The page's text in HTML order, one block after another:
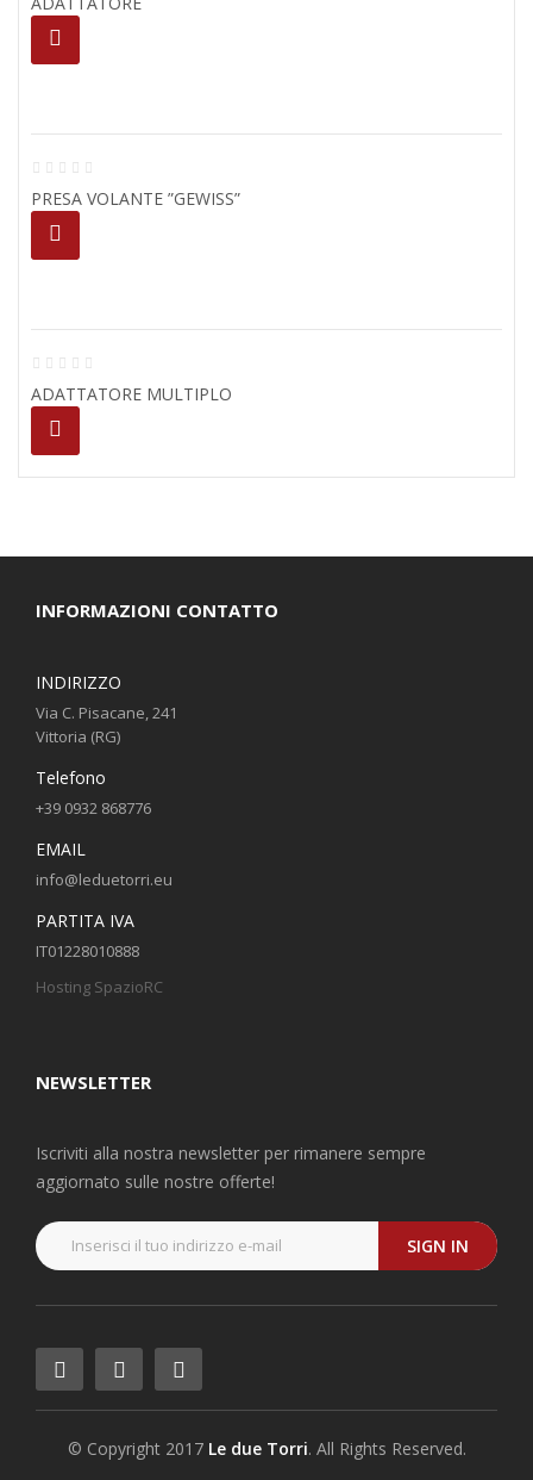
PRESA VOLANTE ”GEWISS”
ADATTATORE MULTIPLO
INFORMAZIONI CONTATTO
INDIRIZZO
Via C. Pisacane, 241
Vittoria (RG)
Telefono
+39 0932 868776
EMAIL
info@leduetorri.eu
PARTITA IVA
IT01228010888
Hosting SpazioRC
NEWSLETTER
Iscriviti alla nostra newsletter per rimanere sempre
aggiornato sulle nostre offerte!
SIGN IN
© Copyright 2017 Le due Torri. All Rights Reserved.